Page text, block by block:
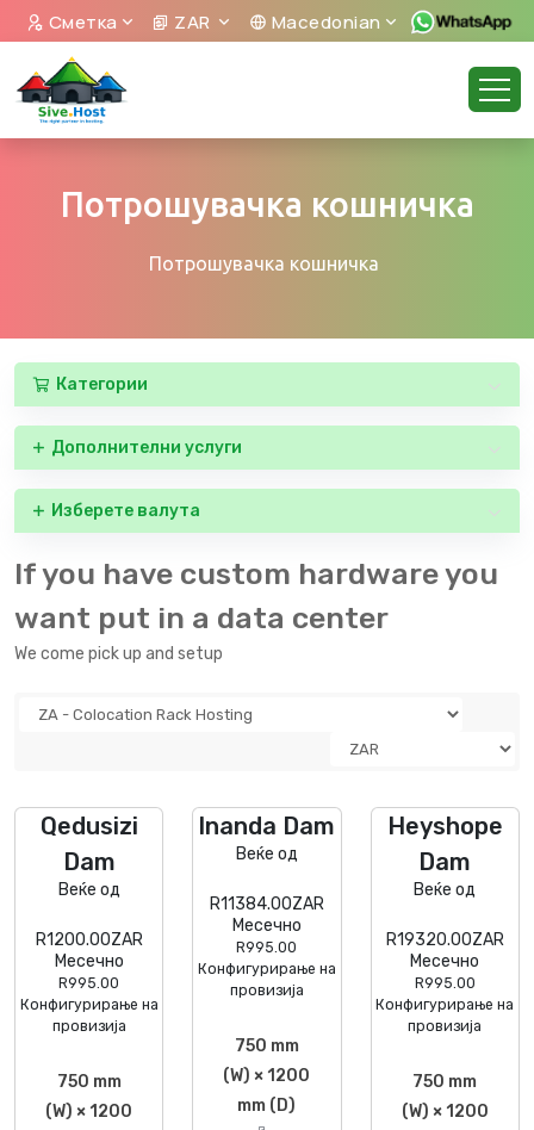
Сметка ZAR Macedonian
Потрошувачка кошничка
Потрошувачка кошничка
Категории
Дополнителни услуги
Изберете валута
If you have custom hardware you
want put in a data center
We come pick up and setup
Qedusizi
Dam
Веќе од
R1200.00ZAR
Месечно
R995.00
Конфигурирање на
провизија
750 mm
(W) × 1200
Inanda Dam
Веќе од
R11384.00ZAR
Месечно
R995.00
Конфигурирање на
провизија
750 mm
(W) × 1200
mm (D)
Heyshope
Dam
Веќе од
R19320.00ZAR
Месечно
R995.00
Конфигурирање на
провизија
750 mm
(W) × 1200